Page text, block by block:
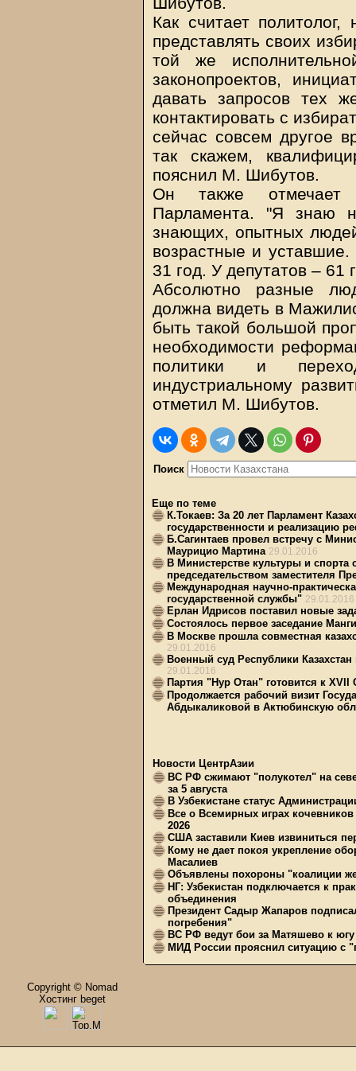
Как считает
представлять своих
той же
законопроектов,
давать запросов тех
контактировать с
сейчас совсем другое
так скажем,
пояснил М. Шибутов.
Он также отмечает
Парламента. "Я знаю
знающих, опытных
возрастные и
31 год. У депутатов – 61
Абсолютно разные
должна видеть в
быть такой большой
необходимости
политики и
индустриальному
отметил М. Шибутов.
Поиск
Еще по теме
К.Токаев: За 20 лет Парламент
государственности и реализацию
Б.Сагинтаев провел встречу с
Маурицио Мартина 29.01.2016
В Министерстве культуры и спорта
председательством заместителя
Международная научно-
государственной службы" 29.01.2016
Ерлан Идрисов поставил новые
Состоялось первое заседание
В Москве прошла совместная
29.01.2016
Военный суд Республики
29.01.2016
Партия "Нур Отан" готовится к XVII
Продолжается рабочий визит
Абдыкаликовой в Актюбинскую
Новости ЦентрАзии
ВС РФ сжимают "полукотел" на
за 5 августа
В Узбекистане статус
Все о Всемирных играх
2026
США заставили Киев извиниться
Кому не дает покоя укрепление
Масалиев
Объявлены похороны "коалиции
НГ: Узбекистан подключается к
объединения
Президент Садыр Жапаров
погребения"
ВС РФ ведут бои за Матяшево к югу
МИД России прояснил ситуацию с
Copyright © Nomad
Хостинг beget